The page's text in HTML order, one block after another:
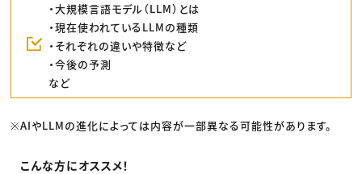
・大規模言語モデル（LLM）とは
・現在使われているLLMの種類
・それぞれの違いや特徴など
・今後の予測
など
※AIやLLMの進化によっては内容が一部異なる可能性があります。
こんな方にオススメ！